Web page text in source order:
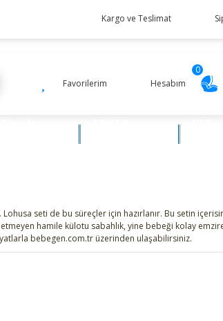
Kargo ve Teslimat
Favorilerim Hesabım
0
seti de bu süreçler için hazırlanır. Bu setin
hamile külotu sabahlık, yine bebeği kolay
bebegen.com.tr üzerinden ulaşabilirsiniz.